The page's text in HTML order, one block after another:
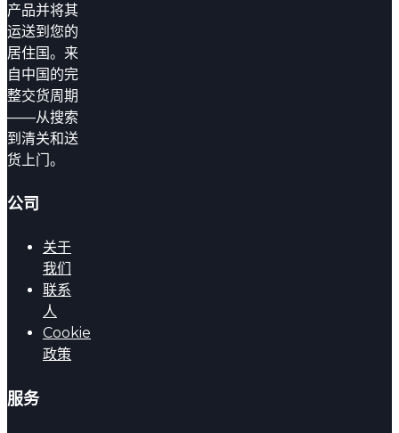
产品并将其
运送到您的
居住国。来
自中国的完
整交货周期
——从搜索
到清关和送
货上门。
公司
关于
我们
联系
人
Cookie
政策
服务